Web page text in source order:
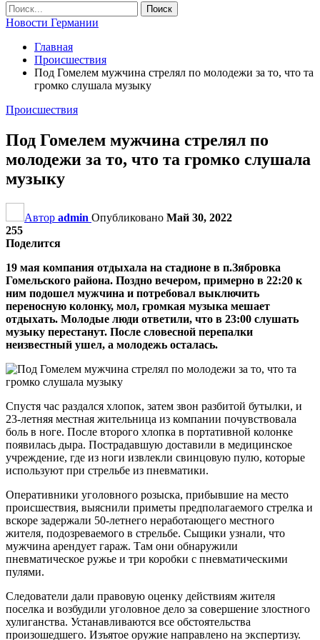
Новости Германии
Главная
Происшествия
Под Гомелем мужчина стрелял по молодежи за то, что та
громко слушала музыку
Происшествия
Под Гомелем мужчина стрелял по
молодежи за то, что та громко слушала
музыку
Автор admin Опубликовано Май 30, 2022
255
Поделится
19 мая компания отдыхала на стадионе в п.Зябровка
Гомельского района. Поздно вечером, примерно в 22:20 к
ним подошел мужчина и потребовал выключить
переносную колонку, мол, громкая музыка мешает
отдыхать. Молодые люди ответили, что в 23:00 слушать
музыку перестанут. После словесной перепалки
неизвестный ушел, а молодежь осталась.
Спустя час раздался хлопок, затем звон разбитой бутылки, и
23-летняя местная жительница из компании почувствовала
боль в ноге. После второго хлопка в портативной колонке
появилась дыра. Пострадавшую доставили в медицинское
учреждение, где из ноги извлекли свинцовую пулю, которые
используют при стрельбе из пневматики.
Оперативники уголовного розыска, прибывшие на место
происшествия, выяснили приметы предполагаемого стрелка и
вскоре задержали 50-летнего неработающего местного
жителя, подозреваемого в стрельбе. Сыщики узнали, что
мужчина арендует гараж. Там они обнаружили
пневматическое ружье и три коробки с пневматическими
пулями.
Следователи дали правовую оценку действиям жителя
поселка и возбудили уголовное дело за совершение злостного
хулиганства. Устанавливаются все обстоятельства
произошедшего. Изъятое оружие направлено на экспертизу.